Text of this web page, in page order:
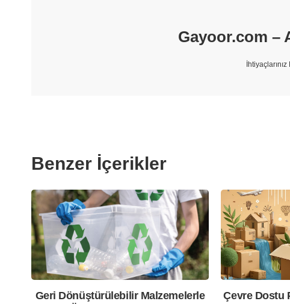
Gayoor.com –
Benzer İçerikler
Geri Dönüştürülebilir Malzemelerle
Çevre Dostu